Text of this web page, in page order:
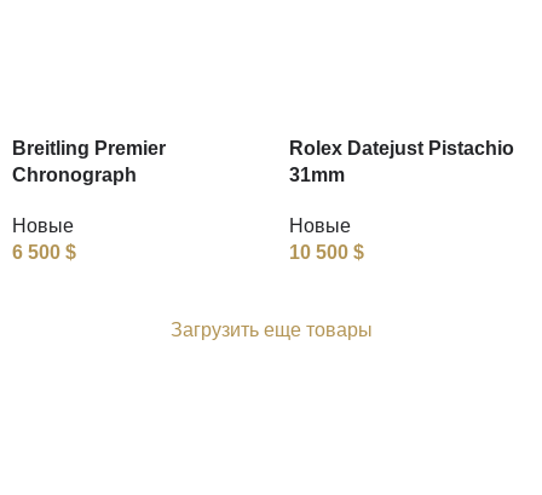
Breitling Premier
Chronograph
Новые
6 500 $
Rolex Datejust Pistachio
31mm
Новые
10 500 $
Загрузить еще товары